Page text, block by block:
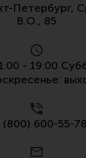
Петербург,
В.О., 85
- 19:00
(800) 600-55-78